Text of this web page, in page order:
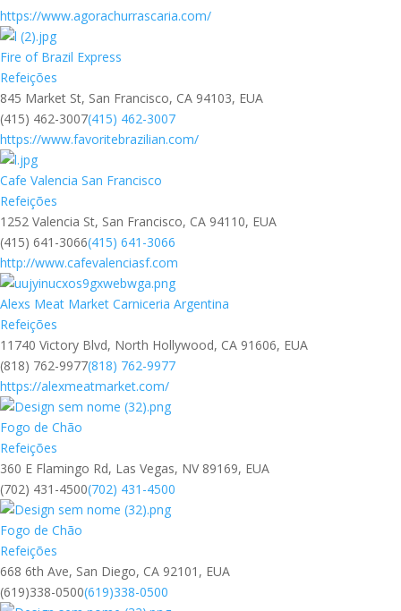
https://www.agorachurrascaria.com/
Fire of Brazil Express
Refeições
845 Market St, San Francisco, CA 94103, EUA
(415) 462-3007(415) 462-3007
https://www.favoritebrazilian.com/
Cafe Valencia San Francisco
Refeições
1252 Valencia St, San Francisco, CA 94110, EUA
(415) 641-3066(415) 641-3066
http://www.cafevalenciasf.com
Alexs Meat Market Carniceria Argentina
Refeições
11740 Victory Blvd, North Hollywood, CA 91606, EUA
(818) 762-9977(818) 762-9977
https://alexmeatmarket.com/
Fogo de Chão
Refeições
360 E Flamingo Rd, Las Vegas, NV 89169, EUA
(702) 431-4500(702) 431-4500
Fogo de Chão
Refeições
668 6th Ave, San Diego, CA 92101, EUA
(619)338-0500(619)338-0500